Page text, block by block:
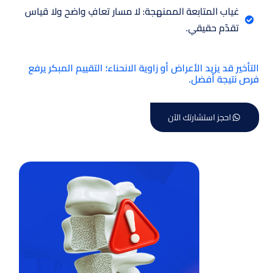
غياب المتابعة الممنهجة: لا مسار تعافٍ واضح ولا قياس
تقدّم حقيقي.
التأخير قد يزيد الأعراض أو زاوية الانحناء؛ التقييم المبكر يرفع
فرص نتيجة أفضل.​
احجز استشارتك الآن